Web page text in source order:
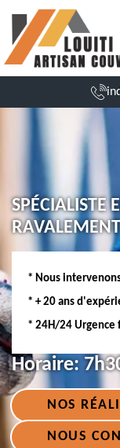
SPÉCIALISTE
* Nous
* + 20 ans
* 24H/24
Horaire:
NOS
NOUS